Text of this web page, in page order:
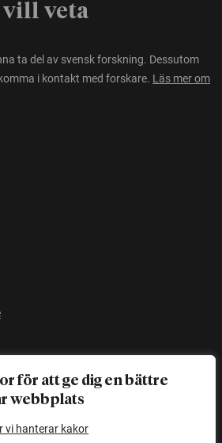
för att ge dig en bättre
webbplats
vi hanterar kakor
vill veta
ta del av svensk forskning. Dessutom
i kontakt med forskare. Läs mer om